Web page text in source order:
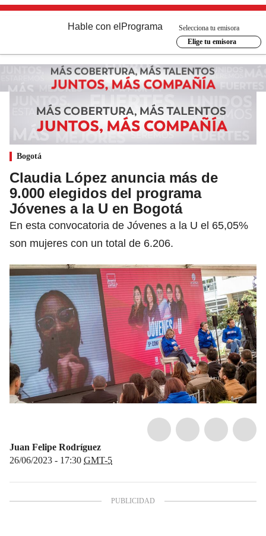
Hable con el Programa
Selecciona tu emisora
Elige tu emisora
Bogotá
Claudia López anuncia más de
9.000 elegidos del programa
Jóvenes a la U en Bogotá
En esta convocatoria de Jóvenes a la U el 65,05%
son mujeres con un total de 6.206.
Juan Felipe Rodríguez
26/06/2023 - 17:30 GMT-5